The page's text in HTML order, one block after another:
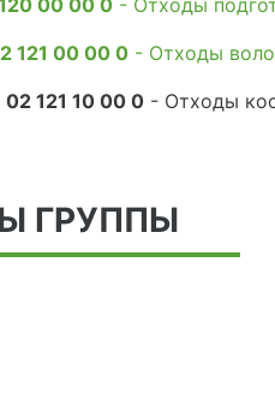
00 00 0 - Отходы
121 00 00 0 - Отходы
02 121 10 00 0 - Отходы
ГРУППЫ